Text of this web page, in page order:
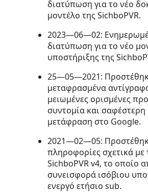
διατύπωση για το νέο
μοντέλο της SichboPVR.
2023—06—02:
διατύπωση για το νέο
υποστήριξης της
25—05—2021:
μεταφρασμένα
μειωμένες ορισμένες
συντομία και
μετάφραση στο Google.
2021—02—05:
πληροφορίες σχετικά με
SichboPVR v4, το οποίο
συνεισφορά ισόβιου
ενεργό ετήσιο sub.